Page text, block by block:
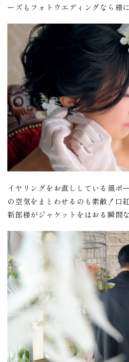
ーズもフォトウエディングなら様
イヤリングをお直ししている風ポ
の空気をまとわせるのも素敵！口
新郎様がジャケットをはおる瞬間